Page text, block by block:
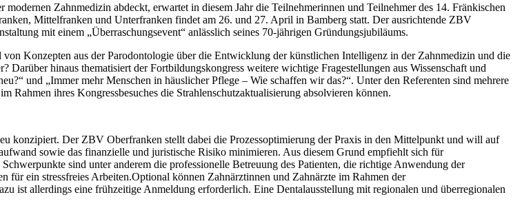
Zahnmedizin abdeckt, erwartet in diesem Jahr die Teilnehmerinnen und Teilnehmer des 14. Fränkischen
Mittelfranken und Unterfranken findet am 26. und 27. April in Bamberg statt. Der ausrichtende ZBV
mit einem „Überraschungsevent“ anlässlich seines 70-jährigen Gründungsjubiläums.
Konzepten aus der Parodontologie über die Entwicklung der künstlichen Intelligenz in der Zahnmedizin und die
hinaus thematisiert der Fortbildungskongress weitere wichtige Fragestellungen aus Wissenschaft und
und „Immer mehr Menschen in häuslicher Pflege – Wie schaffen wir das?“. Unter den Referenten sind mehrere
Rahmen ihres Kongressbesuches die Strahlenschutzaktualisierung absolvieren können.
konzipiert. Der ZBV Oberfranken stellt dabei die Prozessoptimierung der Praxis in den Mittelpunkt und will auf
sowie das finanzielle und juristische Risiko minimieren. Aus diesem Grund empfiehlt sich für
sind unter anderem die professionelle Betreuung des Patienten, die richtige Anwendung der
ein stressfreies Arbeiten.Optional können Zahnärztinnen und Zahnärzte im Rahmen der
ist allerdings eine frühzeitige Anmeldung erforderlich. Eine Dentalausstellung mit regionalen und überregionalen